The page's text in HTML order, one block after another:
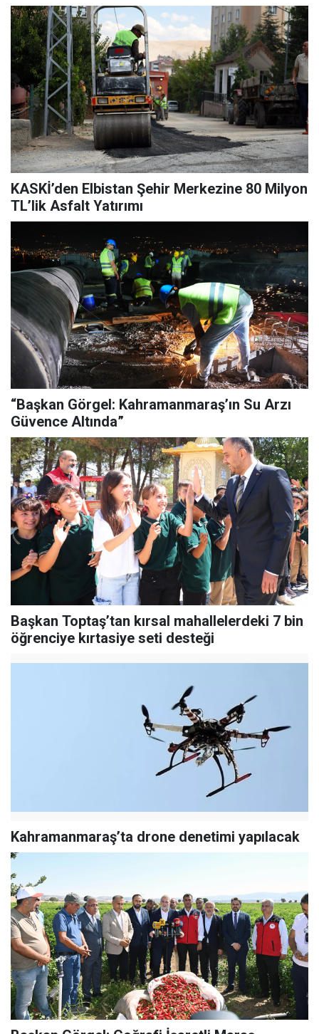
KASKİ’den Elbistan Şehir Merkezine 80 Milyon
TL’lik Asfalt Yatırımı
“Başkan Görgel: Kahramanmaraş’ın Su Arzı
Güvence Altında”
Başkan Toptaş’tan kırsal mahallelerdeki 7 bin
öğrenciye kırtasiye seti desteği
Kahramanmaraş’ta drone denetimi yapılacak